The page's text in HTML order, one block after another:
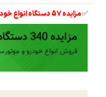
✅مزایده 57 دستگاه انواع خودرو های زیر قیمت